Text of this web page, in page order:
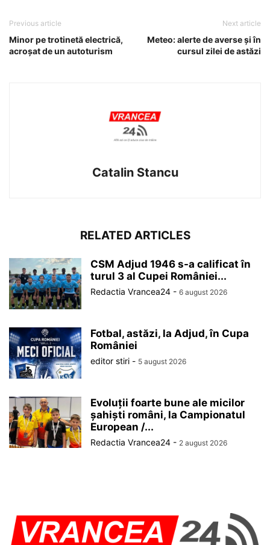
Previous article
Minor pe trotinetă electrică,
acroșat de un autoturism
Next article
Meteo: alerte de averse și în
cursul zilei de astăzi
Catalin Stancu
RELATED ARTICLES
CSM Adjud 1946 s-a calificat în
turul 3 al Cupei României...
Redactia Vrancea24 - 6 august 2026
Fotbal, astăzi, la Adjud, în Cupa
României
editor stiri - 5 august 2026
Evoluții foarte bune ale micilor
șahiști români, la Campionatul
European /...
Redactia Vrancea24 - 2 august 2026